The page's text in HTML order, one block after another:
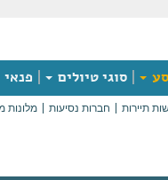
סוגי טיולים פנאי
תיירות חברות נסיעות מלונות